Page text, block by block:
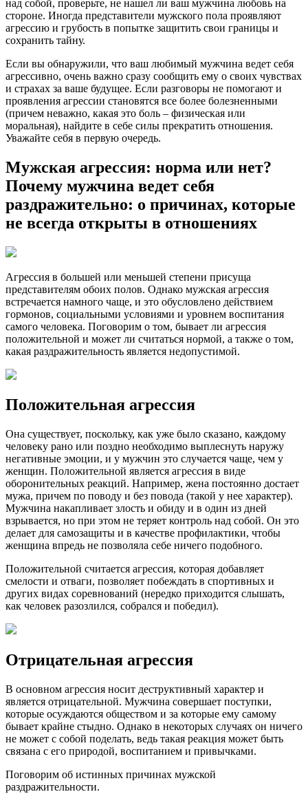
над собой, проверьте, не нашел ли ваш мужчина любовь на
стороне. Иногда представители мужского пола проявляют
агрессию и грубость в попытке защитить свои границы и
сохранить тайну.
Если вы обнаружили, что ваш любимый мужчина ведет себя
агрессивно, очень важно сразу сообщить ему о своих чувствах
и страхах за ваше будущее. Если разговоры не помогают и
проявления агрессии становятся все более болезненными
(причем неважно, какая это боль – физическая или
моральная), найдите в себе силы прекратить отношения.
Уважайте себя в первую очередь.
Мужская агрессия: норма или нет?
Почему мужчина ведет себя
раздражительно: о причинах, которые
не всегда открыты в отношениях
Агрессия в большей или меньшей степени присуща
представителям обоих полов. Однако мужская агрессия
встречается намного чаще, и это обусловлено действием
гормонов, социальными условиями и уровнем воспитания
самого человека. Поговорим о том, бывает ли агрессия
положительной и может ли считаться нормой, а также о том,
какая раздражительность является недопустимой.
Положительная агрессия
Она существует, поскольку, как уже было сказано, каждому
человеку рано или поздно необходимо выплеснуть наружу
негативные эмоции, и у мужчин это случается чаще, чем у
женщин. Положительной является агрессия в виде
оборонительных реакций. Например, жена постоянно достает
мужа, причем по поводу и без повода (такой у нее характер).
Мужчина накапливает злость и обиду и в один из дней
взрывается, но при этом не теряет контроль над собой. Он это
делает для самозащиты и в качестве профилактики, чтобы
женщина впредь не позволяла себе ничего подобного.
Положительной считается агрессия, которая добавляет
смелости и отваги, позволяет побеждать в спортивных и
других видах соревнований (нередко приходится слышать,
как человек разозлился, собрался и победил).
Отрицательная агрессия
В основном агрессия носит деструктивный характер и
является отрицательной. Мужчина совершает поступки,
которые осуждаются обществом и за которые ему самому
бывает крайне стыдно. Однако в некоторых случаях он ничего
не может с собой поделать, ведь такая реакция может быть
связана с его природой, воспитанием и привычками.
Поговорим об истинных причинах мужской
раздражительности.